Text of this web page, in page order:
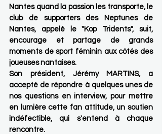
Nantes quand la passion les transporte, le
club de supporters des Neptunes de
Nantes, appelé le "Kop Tridents", suit,
encourage et partage de grands
moments de sport féminin aux côtés des
joueuses nantaises.
Son président, Jérémy MARTINS, a
accepté de répondre à quelques unes de
nos questions en interview, pour mettre
en lumière cette fan attitude, un soutien
indéfectible, qui s'entend à chaque
rencontre.